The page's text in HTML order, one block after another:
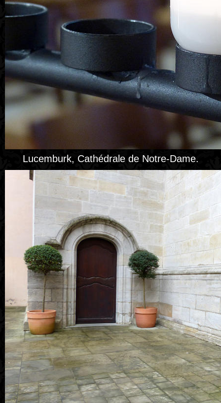
Lucemburk, Cathédrale de Notre-Dame.